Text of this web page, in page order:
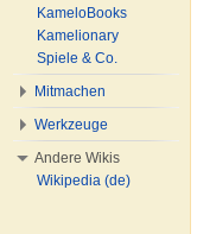
KameloBooks
Kamelionary
Spiele & Co.
Mitmachen
Werkzeuge
Andere Wikis
Wikipedia (de)